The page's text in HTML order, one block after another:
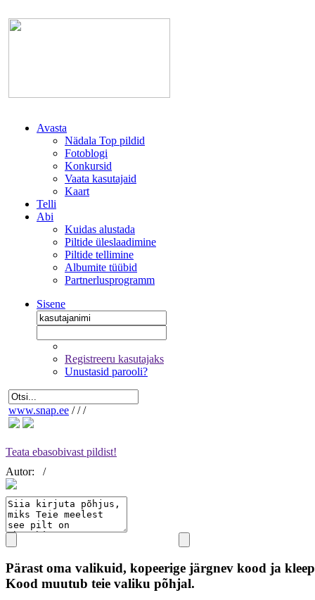
Avasta
Nädala Top pildid
Fotoblogi
Konkursid
Vaata kasutajaid
Kaart
Telli
Abi
Kuidas alustada
Piltide üleslaadimine
Piltide tellimine
Albumite tüübid
Partnerlusprogramm
Sisene
Registreeru kasutajaks
Unustasid parooli?
www.snap.ee / / /
Teata ebasobivast pildist!
Autor:
/
Pärast oma valikuid, kopeerige järgnev kood ja
Kood muutub teie valiku põhjal.